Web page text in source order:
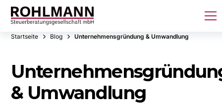
Startseite Blog Unternehmensgründung & Umwandlung
& Umwandlung